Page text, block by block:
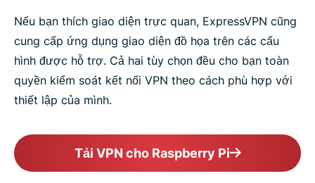
Nếu bạn thích giao diện trực quan, ExpressVPN cũng
cung cấp ứng dụng giao diện đồ họa trên các cấu
hình được hỗ trợ. Cả hai tùy chọn đều cho bạn toàn
quyền kiểm soát kết nối VPN theo cách phù hợp với
thiết lập của mình.
Tải VPN cho Raspberry Pi